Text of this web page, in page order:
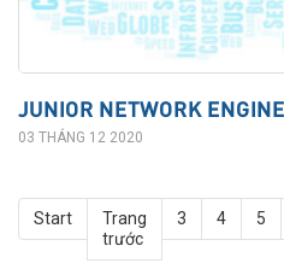
JUNIOR NETWORK
03 THÁNG 12 2020
Start
Trang
trước
3 4 5